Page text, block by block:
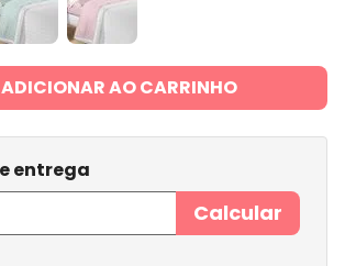
ADICIONAR AO CARRINHO